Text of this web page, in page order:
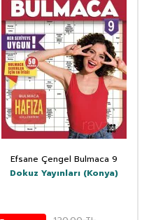
Efsane Çengel Bulmaca 9
Dokuz Yayınları (Konya)